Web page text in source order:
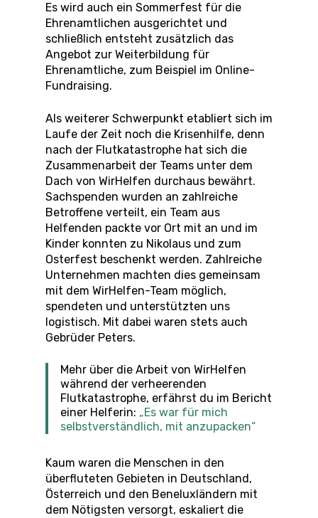
Es wird auch ein Sommerfest für die
Ehrenamtlichen ausgerichtet und
schließlich entsteht zusätzlich das
Angebot zur Weiterbildung für
Ehrenamtliche, zum Beispiel im Online-
Fundraising.
Als weiterer Schwerpunkt etabliert sich im
Laufe der Zeit noch die Krisenhilfe, denn
nach der Flutkatastrophe hat sich die
Zusammenarbeit der Teams unter dem
Dach von WirHelfen durchaus bewährt.
Sachspenden wurden an zahlreiche
Betroffene verteilt, ein Team aus
Helfenden packte vor Ort mit an und im
Kinder konnten zu Nikolaus und zum
Osterfest beschenkt werden. Zahlreiche
Unternehmen machten dies gemeinsam
mit dem WirHelfen-Team möglich,
spendeten und unterstützten uns
logistisch. Mit dabei waren stets auch
Gebrüder Peters.
Mehr über die Arbeit von WirHelfen
während der verheerenden
Flutkatastrophe, erfährst du im Bericht
einer Helferin: „Es war für mich
selbstverständlich, mit anzupacken“
Kaum waren die Menschen in den
überfluteten Gebieten in Deutschland,
Österreich und den Beneluxländern mit
dem Nötigsten versorgt, eskaliert die